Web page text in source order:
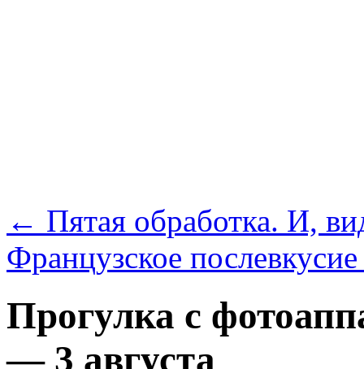
← Пятая обработка. И,
Французское
Прогулка с
— 3 августа